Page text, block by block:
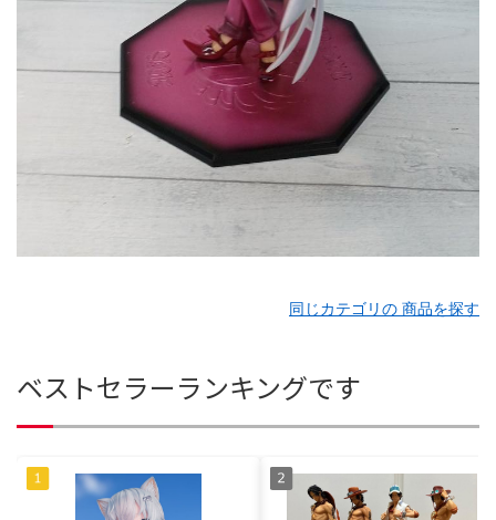
同じカテゴリの 商品を探す
ベストセラーランキングです